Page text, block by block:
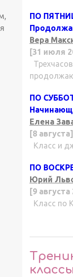
ПО
Вера
[31 июля
ПО
Елена
[8 августа]
Класс и
ПО
Юрий
[9 августа
Класс по